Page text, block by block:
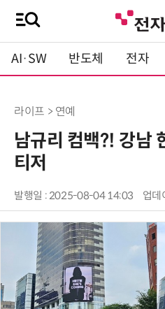
AI·SW 반도체 전자
라이프 > 연예
남규리 컴백?! 강남
티저
발행일 : 2025-08-04 14:03 업